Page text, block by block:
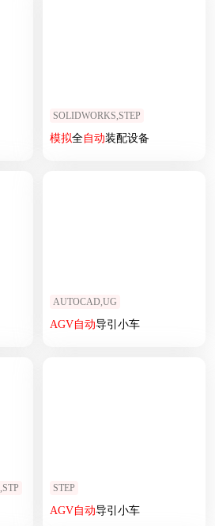
SOLIDWORKS,STEP
模拟全自动装配设备
AUTOCAD,UG
AGV自动导引小车
STEP
AGV自动导引小车